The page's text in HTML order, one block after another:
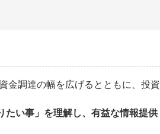
金調達の幅を広げるとともに、投資
たい事」を理解し、有益な情報提供